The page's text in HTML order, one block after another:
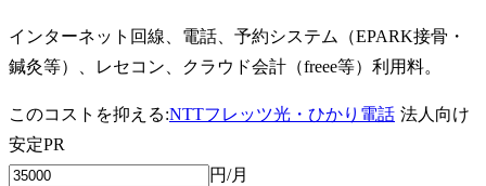
インターネット回線、電話、予約システム（EPARK接骨・
鍼灸等）、レセコン、クラウド会計（freee等）利用料。
このコストを抑える:NTTフレッツ光・ひかり電話 法人向け
安定PR
円/月